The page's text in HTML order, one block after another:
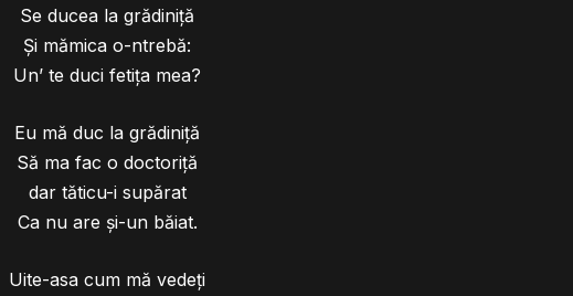
Se ducea la grădiniță
Și mămica o-ntrebă:
Un’ te duci fetița mea?
Eu mă duc la grădiniță
Să ma fac o doctoriță
dar tăticu-i supărat
Ca nu are și-un băiat.
Uite-asa cum mă vedeți